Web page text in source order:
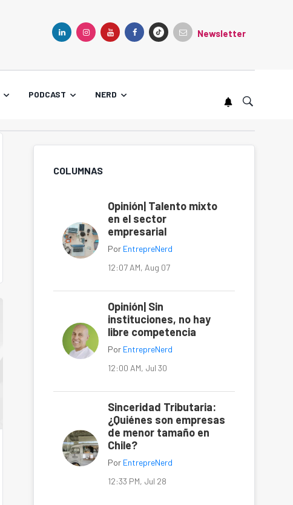
Newsletter
PODCAST NERD
COLUMNAS
Opinión| Talento mixto
en el sector
empresarial
Por EntrepreNerd
12:07 AM, Aug 07
Opinión| Sin
instituciones, no hay
libre competencia
Por EntrepreNerd
12:00 AM, Jul 30
Sinceridad Tributaria:
¿Quiénes son empresas
de menor tamaño en
Chile?
Por EntrepreNerd
12:33 PM, Jul 28